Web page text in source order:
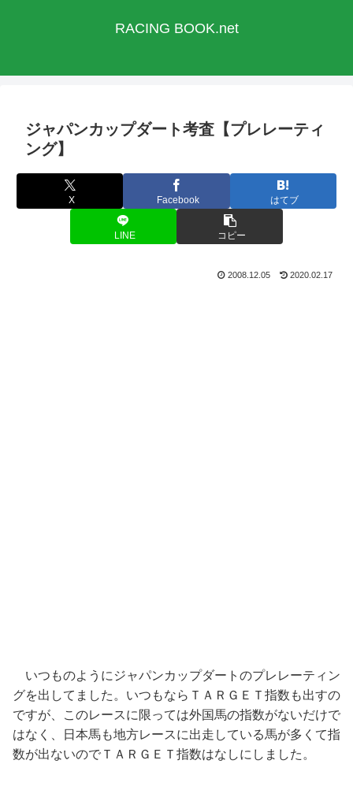
RACING BOOK.net
ジャパンカップダート考査【プレレーティ
ング】
X Facebook はてブ
LINE コピー
2008.12.05 2020.02.17
いつものようにジャパンカップダートのプレレーティン
グを出してました。いつもならＴＡＲＧＥＴ指数も出すの
ですが、このレースに限っては外国馬の指数がないだけで
はなく、日本馬も地方レースに出走している馬が多くて指
数が出ないのでＴＡＲＧＥＴ指数はなしにしました。